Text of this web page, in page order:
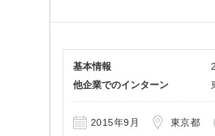
投
動
基本情報
他企業でのインターン
2015年9月 東京都